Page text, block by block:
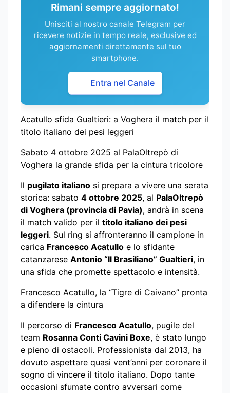
Rimani sempre aggiornato!
Unisciti al nostro canale Telegram per
ricevere notizie in tempo reale, esclusive ed
aggiornamenti direttamente sul tuo
smartphone.
Entra nel Canale
Acatullo sfida Gualtieri: a Voghera il match per il
titolo italiano dei pesi leggeri
Sabato 4 ottobre 2025 al PalaOltrepò di
Voghera la grande sfida per la cintura tricolore
Il pugilato italiano si prepara a vivere una serata
storica: sabato 4 ottobre 2025, al PalaOltrepò
di Voghera (provincia di Pavia), andrà in scena
il match valido per il titolo italiano dei pesi
leggeri. Sul ring si affronteranno il campione in
carica Francesco Acatullo e lo sfidante
catanzarese Antonio “Il Brasiliano” Gualtieri, in
una sfida che promette spettacolo e intensità.
Francesco Acatullo, la “Tigre di Caivano” pronta
a difendere la cintura
Il percorso di Francesco Acatullo, pugile del
team Rosanna Conti Cavini Boxe, è stato lungo
e pieno di ostacoli. Professionista dal 2013, ha
dovuto aspettare quasi vent’anni per coronare il
sogno di vincere il titolo italiano. Dopo tante
occasioni sfumate contro avversari come